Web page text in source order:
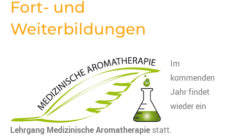
Fort- und
Weiterbildungen
Im
kommenden
Jahr findet
wieder ein
Lehrgang Medizinische Aromatherapie statt.